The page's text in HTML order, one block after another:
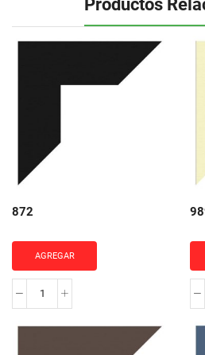
872
AGREGAR
872